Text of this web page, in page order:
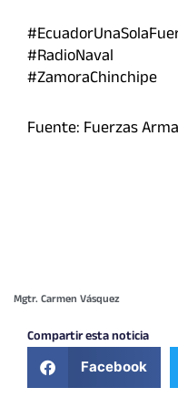
#RadioNaval
#ZamoraChinchipe
Fuente: Fuerzas
Mgtr. Carmen Vásquez
Compartir esta noticia
Facebook